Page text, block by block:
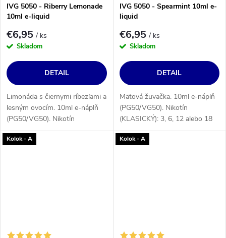
IVG 5050 - Riberry Lemonade
10ml e-liquid
€6,95/ ks
Skladom
DETAIL
Limonáda s čiernymi ríbezľami a
lesným ovocím. 10ml e-náplň
(PG50/VG50). Nikotín
(KLASICKÝ): 3, 6, 12 alebo 18
mg/ml.
IVG 5050 - Spearmint 10ml e-
liquid
€6,95/ ks
Skladom
DETAIL
Mätová žuvačka. 10ml e-náplň
(PG50/VG50). Nikotín
(KLASICKÝ): 3, 6, 12 alebo 18
mg/ml.
Kolok - A Kolok - A